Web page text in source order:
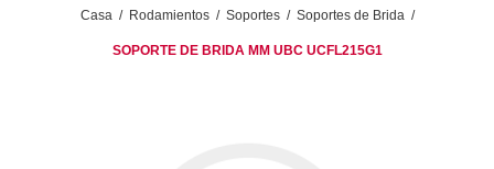
Casa / Rodamientos / Soportes / Soportes de Brida /
SOPORTE DE BRIDA MM UBC UCFL215G1